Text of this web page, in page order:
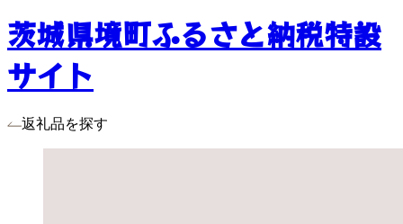
茨城県境町ふるさと納税特設
サイト
返礼品を探す